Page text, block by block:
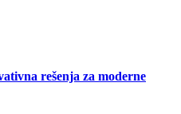
rešenja za moderne